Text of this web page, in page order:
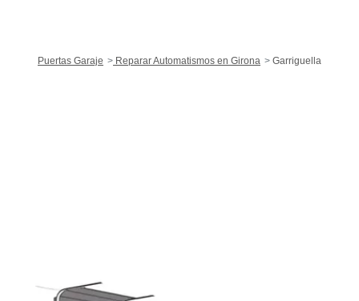
Puertas Garaje Reparar Automatismos en Girona Garriguella